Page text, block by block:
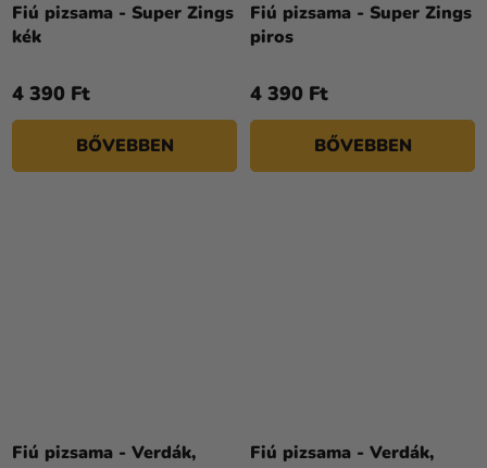
Fiú pizsama - Super Zings
kék
4 390 Ft
BŐVEBBEN
Fiú pizsama - Super Zings
piros
4 390 Ft
BŐVEBBEN
Fiú pizsama - Verdák,
Fiú pizsama - Verdák,